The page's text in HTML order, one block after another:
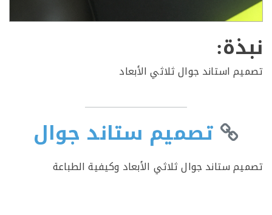
استاند جوال ثلاثي الأبعاد
تصميم ستاند جوال
ستاند جوال ثلاثي الأبعاد وكيفية الطباعة